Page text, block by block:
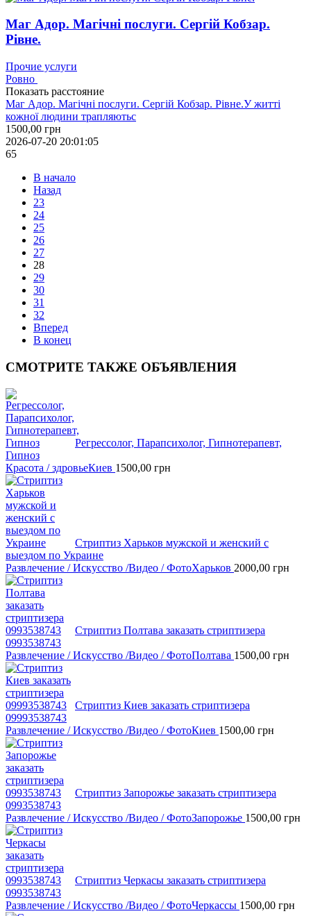
Маг Адор. Магічні послуги. Сергій Кобзар.
Рівне.
Прочие услуги
Ровно
Показать расстояние
Маг Адор. Магічні послуги. Сергій Кобзар. Рівне.У житті
кожної людини трапляютьс
1500,00 грн
2026-07-20 20:01:05
65
В начало
Назад
23
24
25
26
27
28
29
30
31
32
Вперед
В конец
СМОТРИТЕ ТАКЖЕ ОБЪЯВЛЕНИЯ
Регрессолог, Парапсихолог, Гипнотерапевт,
Гипноз
Красота / здровьеКиев 1500,00 грн
Стриптиз Харьков мужской и женский с
выездом по Украине
Развлечение / Искусство /Видео / ФотоХарьков 2000,00 грн
Стриптиз Полтава заказать стриптизера
0993538743
Развлечение / Искусство /Видео / ФотоПолтава 1500,00 грн
Стриптиз Киев заказать стриптизера
09993538743
Развлечение / Искусство /Видео / ФотоКиев 1500,00 грн
Стриптиз Запорожье заказать стриптизера
0993538743
Развлечение / Искусство /Видео / ФотоЗапорожье 1500,00 грн
Стриптиз Черкасы заказать стриптизера
0993538743
Развлечение / Искусство /Видео / ФотоЧеркассы 1500,00 грн